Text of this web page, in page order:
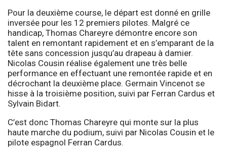
Pour la deuxième course, le départ est donné en grille
inversée pour les 12 premiers pilotes. Malgré ce
handicap, Thomas Chareyre démontre encore son
talent en remontant rapidement et en s’emparant de la
tête sans concession jusqu’au drapeau à damier.
Nicolas Cousin réalise également une très belle
performance en effectuant une remontée rapide et en
décrochant la deuxième place. Germain Vincenot se
hisse à la troisième position, suivi par Ferran Cardus et
Sylvain Bidart.
C’est donc Thomas Chareyre qui monte sur la plus
haute marche du podium, suivi par Nicolas Cousin et le
pilote espagnol Ferran Cardus.